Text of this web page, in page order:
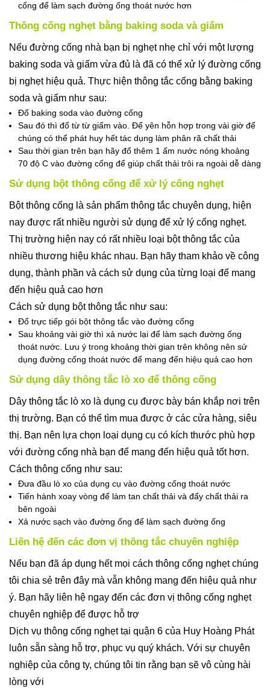
cống để làm sạch đường ống thoát nước hơn
Thông cống nghẹt bằng baking soda và giấm
Nếu đường cống nhà bạn bị nghẹt nhẹ chỉ với một lượng
baking soda và giấm vừa đủ là đã có thể xử lý đường cống
bị nghẹt hiệu quả. Thực hiện thông tắc cống bằng baking
soda và giấm như sau:
Đổ baking soda vào đường cống
Sau đó thì đổ từ từ giấm vào. Để yên hỗn hợp trong vài giờ để
chúng có thể phát huy hết tác dụng làm phân rã chất thải
Sau thời gian trên bạn hãy đổ thêm 1 ấm nước nóng khoảng
70 độ C vào đường cống để giúp chất thải trôi ra ngoài dễ dàng
Sử dụng bột thông cống để xử lý cống nghẹt
Bột thông cống là sản phẩm thông tắc chuyên dụng, hiện
nay được rất nhiều người sử dụng để xử lý cống nghẹt.
Thị trường hiện nay có rất nhiều loại bột thông tắc của
nhiều thương hiệu khác nhau. Bạn hãy tham khảo về công
dụng, thành phần và cách sử dụng của từng loại để mang
đến hiệu quả cao hơn
Cách sử dụng bột thông tắc như sau:
Đổ trực tiếp gói bột thông tắc vào đường cống
Sau khoảng vài giờ thì xả nước lại để làm sạch đường ống
thoát nước. Lưu ý trong khoảng thời gian trên không nên sử
dụng đường cống thoát nước để mang đến hiệu quả cao hơn
Sử dụng dây thông tắc lò xo để thông cống
Dây thông tắc lò xo là dụng cụ được bày bán khắp nơi trên
thị trường. Bạn có thể tìm mua được ở các cửa hàng, siêu
thị. Bạn nên lựa chọn loại dụng cụ có kích thước phù hợp
với đường cống nhà bạn để mang đến hiệu quả tốt hơn.
Cách thông cống như sau:
Đưa đầu lò xo của dụng cụ vào đường cống thoát nước
Tiến hành xoay vòng để làm tan chất thải và đẩy chất thải ra
bên ngoài
Xả nước sạch vào đường ống để làm sạch đường ống
Liên hệ đến các đơn vị thông tắc chuyên nghiệp
Nếu bạn đã áp dụng hết mọi cách thông cống nghẹt chúng
tôi chia sẻ trên đây mà vẫn không mang đến hiệu quả như
ý. Bạn hãy liên hệ ngay đến các đơn vị thông cống nghẹt
chuyên nghiệp để được hỗ trợ
Dịch vụ thông cống nghẹt tại quận 6 của Huy Hoàng Phát
luôn sẵn sàng hỗ trợ, phục vụ quý khách. Với sự chuyên
nghiệp của công ty, chúng tôi tin rằng bạn sẽ vô cùng hài
lòng với